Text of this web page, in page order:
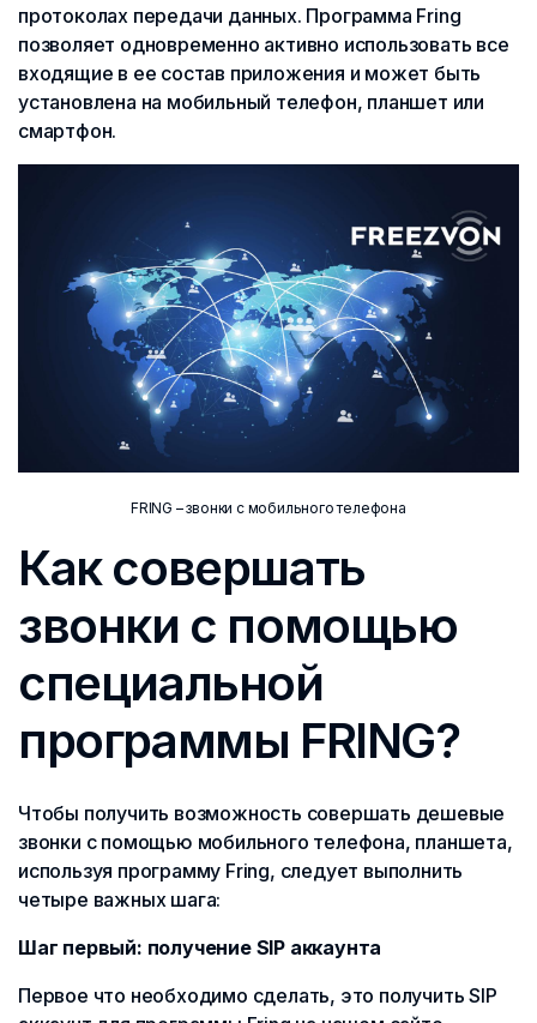
протоколах передачи данных. Программа Fring
позволяет одновременно активно использовать все
входящие в ее состав приложения и может быть
установлена на мобильный телефон, планшет или
смартфон.
FRING – звонки с мобильного телефона
Как совершать
звонки с помощью
специальной
программы FRING?
Чтобы получить возможность совершать дешевые
звонки с помощью мобильного телефона, планшета,
используя программу Fring, следует выполнить
четыре важных шага:
Шаг первый: получение SIP аккаунта
Первое что необходимо сделать, это получить SIP